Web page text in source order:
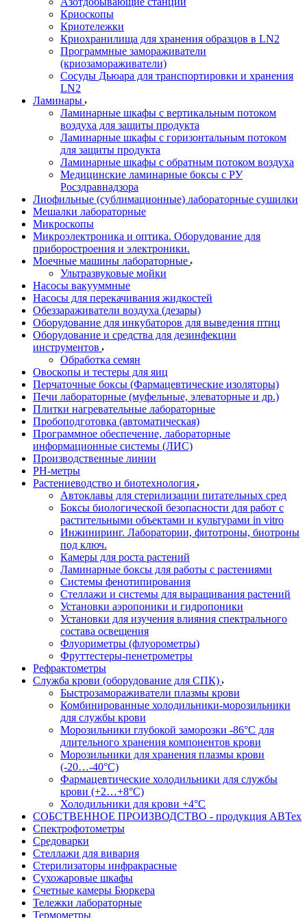
Криоскопы
Криотележки
Криохранилища для хранения образцов в LN2
Программные замораживатели
(криозамораживатели)
Сосуды Дьюара для транспортировки и хранения
LN2
Ламинары
Ламинарные шкафы с вертикальным потоком
воздуха для защиты продукта
Ламинарные шкафы с горизонтальным потоком
для защиты продукта
Ламинарные шкафы с обратным потоком воздуха
Медицинские ламинарные боксы с РУ
Росздравнадзора
Лиофильные (сублимационные) лабораторные сушилки
Мешалки лабораторные
Микроскопы
Микроэлектроника и оптика. Оборудование для
приборостроения и электроники.
Моечные машины лабораторные
Ультразвуковые мойки
Насосы вакууммные
Насосы для перекачивания жидкостей
Обеззараживатели воздуха (дезары)
Оборудование для инкубаторов для выведения птиц
Оборудование и средства для дезинфекции
инструментов
Обработка семян
Овоскопы и тестеры для яиц
Перчаточные боксы (Фармацевтические изоляторы)
Печи лабораторные (муфельные, элеваторные и др.)
Плитки нагревательные лабораторные
Пробоподготовка (автоматическая)
Программное обеспечение, лабораторные
информационные системы (ЛИС)
Производственные линии
РH-метры
Растениеводство и биотехнология
Автоклавы для стерилизации питательных сред
Боксы биологической безопасности для работ с
растительными объектами и культурами in vitro
Инжиниринг. Лаборатории, фитотроны, биотроны
под ключ.
Камеры для роста растений
Ламинарные боксы для работы с растениями
Системы фенотипирования
Стеллажи и системы для выращивания растений
Установки аэропоники и гидропоники
Установки для изучения влияния спектрального
состава освещения
Флуориметры (флуорометры)
Фруттестеры-пенетрометры
Рефрактометры
Служба крови (оборудование для СПК)
Быстрозамораживатели плазмы крови
Комбинированные холодильники-морозильники
для службы крови
Морозильники глубокой заморозки -86°С для
длительного хранения компонентов крови
Морозильники для хранения плазмы крови
(-20…-40°С)
Фармацевтические холодильники для службы
крови (+2…+8°С)
Холодильники для крови +4°С
СОБСТВЕННОЕ ПРОИЗВОДСТВО - продукция АВТех
Спектрофотометры
Средоварки
Стеллажи для вивария
Стерилизаторы инфракрасные
Сухожаровые шкафы
Счетные камеры Бюркера
Тележки лабораторные
Термометры